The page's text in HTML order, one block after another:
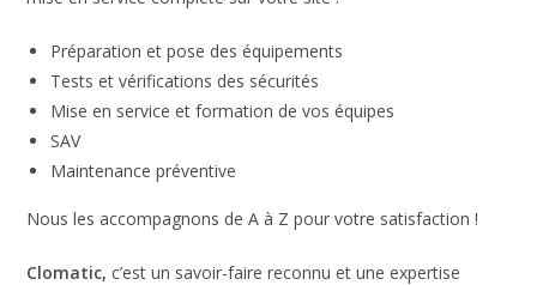
Préparation et pose des équipements
Tests et vérifications des sécurités
Mise en service et formation de vos équipes
SAV
Maintenance préventive
Nous les accompagnons de A à Z pour votre satisfaction !
Clomatic,c’est un savoir-faire reconnu et une expertise